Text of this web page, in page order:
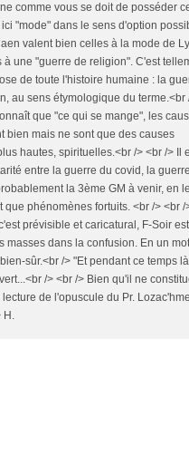
comme vous se doit de posséder
"mode" dans le sens d'option
valent bien celles à la mode de
une "guerre de religion". C'est
de toute l'histoire humaine : la
au sens étymologique du terme.<br
que "ce qui se mange", les
bien mais ne sont que des causes
hautes, spirituelles.<br /> <br /> Il
entre la guerre du covid, la
la 3ème GM à venir, en
phénomènes fortuits. <br /> <br /
prévisible et caricatural, F-Soir
dans la confusion. En un
sûr.<br /> "Et pendant ce temps
/> <br /> Bien qu'il ne
de l'opuscule du Pr.
H.